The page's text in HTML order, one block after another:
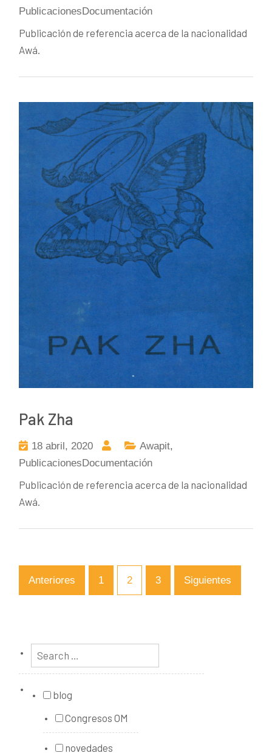
PublicacionesDocumentación
Publicación de referencia acerca de la nacionalidad
Awá.
Pak Zha
18 abril, 2020 Awapit,
PublicacionesDocumentación
Publicación de referencia acerca de la nacionalidad
Awá.
Anteriores 1 2 3 Siguientes
blog
Congresos OM
novedades